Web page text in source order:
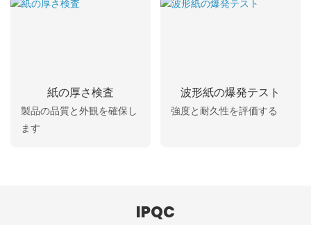
紙の厚さ検査
製品の品質と外観を確保し
ます
波形紙の爆発テスト
強度と耐久性を評価する
IPQC